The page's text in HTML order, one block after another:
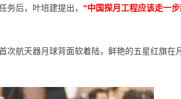
务后，叶培建提出， “中国探月工程应该走一
航天器月球背面软着陆，鲜艳的五星红旗在